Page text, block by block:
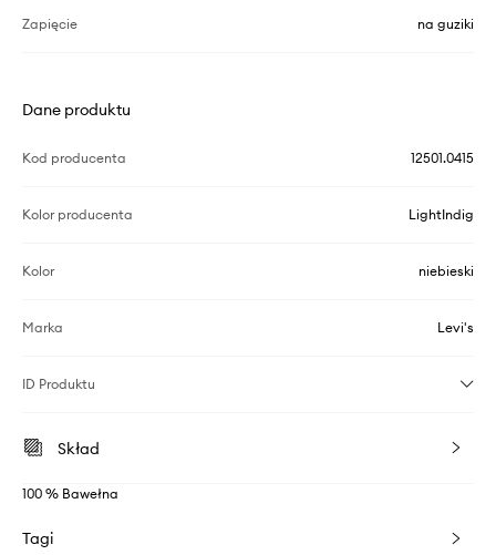
Zapięcie na guziki
Dane produktu
Kod producenta 12501.0415
Kolor producenta LightIndig
Kolor niebieski
Marka Levi's
ID Produktu
Skład
100 % Bawełna
Tagi